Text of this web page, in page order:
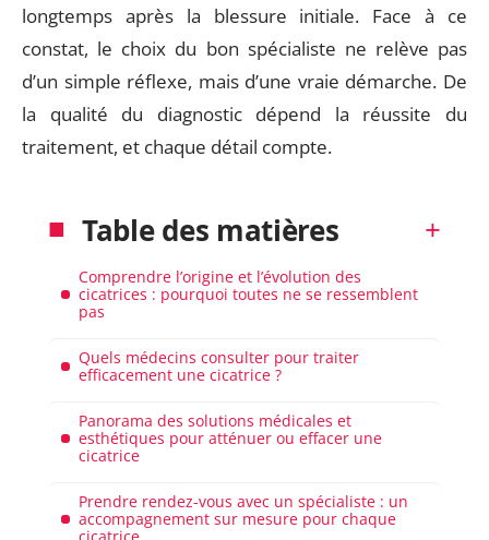
longtemps après la blessure initiale. Face à ce
constat, le choix du bon spécialiste ne relève pas
d’un simple réflexe, mais d’une vraie démarche. De
la qualité du diagnostic dépend la réussite du
traitement, et chaque détail compte.
Table des matières
Comprendre l’origine et l’évolution des
cicatrices : pourquoi toutes ne se ressemblent
pas
Quels médecins consulter pour traiter
efficacement une cicatrice ?
Panorama des solutions médicales et
esthétiques pour atténuer ou effacer une
cicatrice
Prendre rendez-vous avec un spécialiste : un
accompagnement sur mesure pour chaque
cicatrice